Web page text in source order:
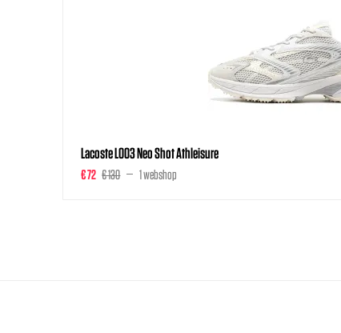
Lacoste L003 Neo Shot Athleisure
€ 72 € 130 1 webshop